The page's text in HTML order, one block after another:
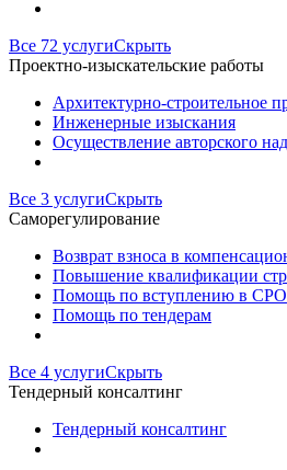
Все 72 услугиСкрыть
Проектно-изыскательские работы
Архитектурно-строительное
Инженерные изыскания
Осуществление авторского
Все 3 услугиСкрыть
Саморегулирование
Возврат взноса в
Повышение квалификации
Помощь по вступлению в СРО
Помощь по тендерам
Все 4 услугиСкрыть
Тендерный консалтинг
Тендерный консалтинг